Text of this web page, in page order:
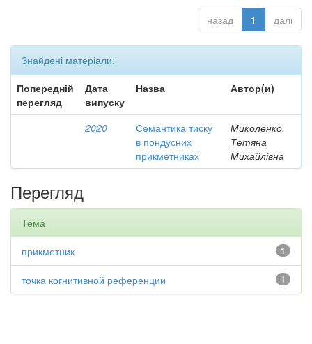
назад 1 далі
Знайдені матеріали:
Попередній
перегляд
Дата
випуску
Назва Автор(и)
2020
Семантика тиску
в пондусних
прикметниках
Миколенко,
Тетяна
Михайлівна
Перегляд
Тема
1
прикметник
1
точка когнитивной референции